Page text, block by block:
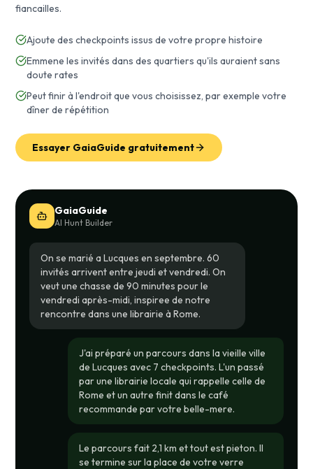
fiancailles.
Ajoute des checkpoints issus de votre propre histoire
Emmene les invités dans des quartiers qu'ils auraient sans
doute rates
Peut finir à l'endroit que vous choisissez, par exemple votre
dîner de répétition
Essayer GaiaGuide gratuitement
GaiaGuide
AI Hunt Builder
On se marié a Lucques en septembre. 60
invités arrivent entre jeudi et vendredi. On
veut une chasse de 90 minutes pour le
vendredi après-midi, inspiree de notre
rencontre dans une librairie à Rome.
J'ai préparé un parcours dans la vieille ville
de Lucques avec 7 checkpoints. L'un passé
par une librairie locale qui rappelle celle de
Rome et un autre finit dans le café
recommande par votre belle-mere.
Le parcours fait 2,1 km et tout est pieton. Il
se termine sur la place de votre verre